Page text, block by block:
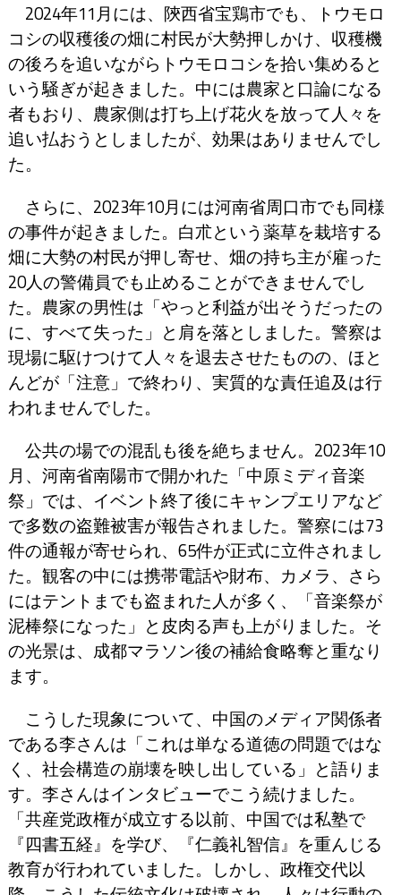
2024年11月には、陝西省宝鶏市でも、トウモロ
コシの収穫後の畑に村民が大勢押しかけ、収穫機
の後ろを追いながらトウモロコシを拾い集めると
いう騒ぎが起きました。中には農家と口論になる
者もおり、農家側は打ち上げ花火を放って人々を
追い払おうとしましたが、効果はありませんでし
た。
さらに、2023年10月には河南省周口市でも同様
の事件が起きました。白朮という薬草を栽培する
畑に大勢の村民が押し寄せ、畑の持ち主が雇った
20人の警備員でも止めることができませんでし
た。農家の男性は「やっと利益が出そうだったの
に、すべて失った」と肩を落としました。警察は
現場に駆けつけて人々を退去させたものの、ほと
んどが「注意」で終わり、実質的な責任追及は行
われませんでした。
公共の場での混乱も後を絶ちません。2023年10
月、河南省南陽市で開かれた「中原ミディ音楽
祭」では、イベント終了後にキャンプエリアなど
で多数の盗難被害が報告されました。警察には73
件の通報が寄せられ、65件が正式に立件されまし
た。観客の中には携帯電話や財布、カメラ、さら
にはテントまでも盗まれた人が多く、「音楽祭が
泥棒祭になった」と皮肉る声も上がりました。そ
の光景は、成都マラソン後の補給食略奪と重なり
ます。
こうした現象について、中国のメディア関係者
である李さんは「これは単なる道徳の問題ではな
く、社会構造の崩壊を映し出している」と語りま
す。李さんはインタビューでこう続けました。
「共産党政権が成立する以前、中国では私塾で
『四書五経』を学び、『仁義礼智信』を重んじる
教育が行われていました。しかし、政権交代以